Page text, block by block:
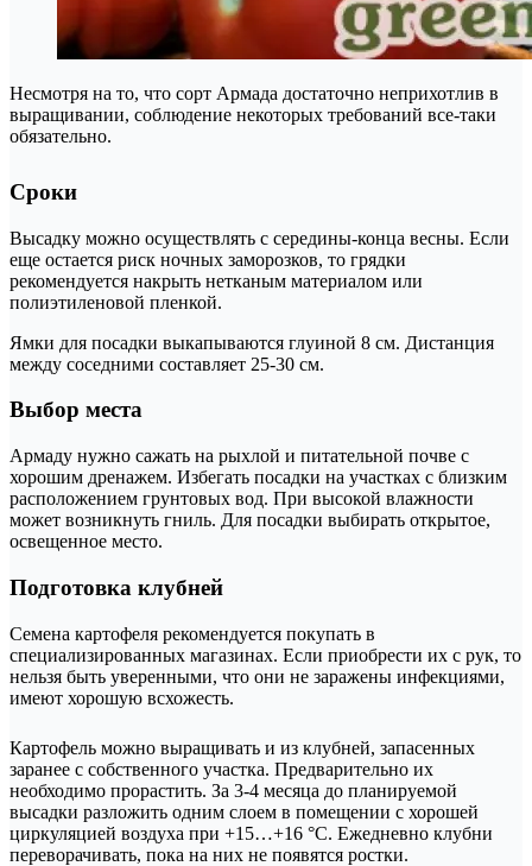
Несмотря на то, что сорт Армада достаточно неприхотлив в
выращивании, соблюдение некоторых требований все-таки
обязательно.
Сроки
Высадку можно осуществлять с середины-конца весны. Если
еще остается риск ночных заморозков, то грядки
рекомендуется накрыть нетканым материалом или
полиэтиленовой пленкой.
Ямки для посадки выкапываются глуиной 8 см. Дистанция
между соседними составляет 25-30 см.
Выбор места
Армаду нужно сажать на рыхлой и питательной почве с
хорошим дренажем. Избегать посадки на участках с близким
расположением грунтовых вод. При высокой влажности
может возникнуть гниль. Для посадки выбирать открытое,
освещенное место.
Подготовка клубней
Семена картофеля рекомендуется покупать в
специализированных магазинах. Если приобрести их с рук, то
нельзя быть уверенными, что они не заражены инфекциями,
имеют хорошую всхожесть.
Картофель можно выращивать и из клубней, запасенных
заранее с собственного участка. Предварительно их
необходимо прорастить. За 3-4 месяца до планируемой
высадки разложить одним слоем в помещении с хорошей
циркуляцией воздуха при +15…+16 °С. Ежедневно клубни
переворачивать, пока на них не появятся ростки.